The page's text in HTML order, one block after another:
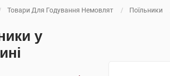
Товари Для Годування Немовлят Поїльники
у